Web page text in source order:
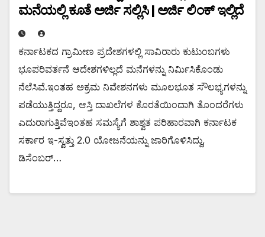
ಮನೆಯಲ್ಲಿ ಕೂತೆ ಅರ್ಜಿ ಸಲ್ಲಿಸಿ | ಅರ್ಜಿ ಲಿಂಕ್ ಇಲ್ಲಿದೆ
ಕರ್ನಾಟಕದ ಗ್ರಾಮೀಣ ಪ್ರದೇಶಗಳಲ್ಲಿ ಸಾವಿರಾರು ಕುಟುಂಬಗಳು
ಭೂಪರಿವರ್ತನೆ ಆದೇಶಗಳಿಲ್ಲದೆ ಮನೆಗಳನ್ನು ನಿರ್ಮಿಸಿಕೊಂಡು
ನೆಲೆಸಿವೆ.ಇಂತಹ ಅಕ್ರಮ ನಿವೇಶನಗಳು ಮೂಲಭೂತ ಸೌಲಭ್ಯಗಳನ್ನು
ಪಡೆಯುತ್ತಿದ್ದರೂ, ಆಸ್ತಿ ದಾಖಲೆಗಳ ಕೊರತೆಯಿಂದಾಗಿ ತೊಂದರೆಗಳು
ಎದುರಾಗುತ್ತಿವೆಇಂತಹ ಸಮಸ್ಯೆಗೆ ಶಾಶ್ವತ ಪರಿಹಾರವಾಗಿ ಕರ್ನಾಟಕ
ಸರ್ಕಾರ ಇ-ಸ್ವತ್ತು 2.0 ಯೋಜನೆಯನ್ನು ಜಾರಿಗೊಳಿಸಿದ್ದು,
ಡಿಸೆಂಬರ್…